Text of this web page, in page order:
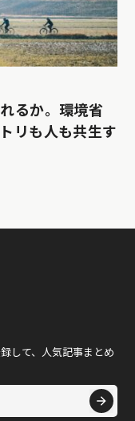
るか。環境省
リも人も共生す
して、人気記事まとめ